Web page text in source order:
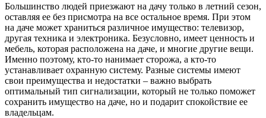
Большинство людей приезжают на дачу только в летний сезон,
оставляя ее без присмотра на все остальное время. При этом
на даче может храниться различное имущество: телевизор,
другая техника и электроника. Безусловно, имеет ценность и
мебель, которая расположена на даче, и многие другие вещи.
Именно поэтому, кто-то нанимает сторожа, а кто-то
устанавливает охранную систему. Разные системы имеют
свои преимущества и недостатки – важно выбрать
оптимальный тип сигнализации, который не только поможет
сохранить имущество на даче, но и подарит спокойствие ее
владельцам.